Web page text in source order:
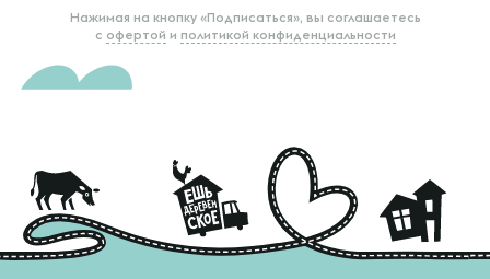
Нажимая на кнопку «Подписаться», вы соглашаетесь
с офертой и политикой конфиденциальности